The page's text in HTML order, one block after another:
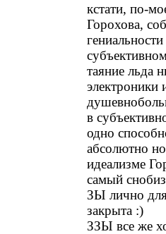
кстати, по-
Горохова,
таяние льда
электроники
в
одно
абсолютно
идеализме
самый
ЗЫ лично
закрыта :)
ЗЗЫ все же